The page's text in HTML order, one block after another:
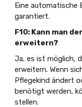
Eine automatische
garantiert.
F10: Kann man
erweitern?
Ja, es ist möglich,
erweitern. Wenn
Pflegekind ändert
benötigt werden,
stellen.